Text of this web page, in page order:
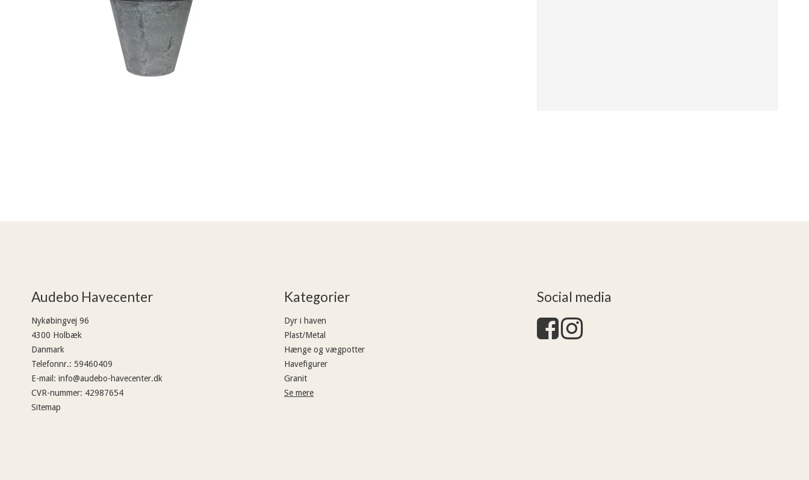
Audebo Havecenter
Nykøbingvej 96
4300 Holbæk
Danmark
Telefonnr.: 59460409
E-mail : info@audebo-havecenter.dk
CVR-nummer: 42987654
Sitemap
Kategorier
Dyr i haven
Plast/Metal
Hænge og vægpotter
Havefigurer
Granit
Se mere
Social media